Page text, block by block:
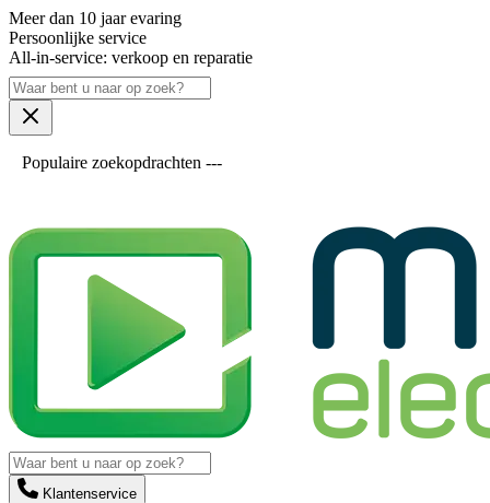
Meer dan 10 jaar evaring
Persoonlijke service
All-in-service: verkoop en reparatie
Populaire zoekopdrachten ---
Klantenservice